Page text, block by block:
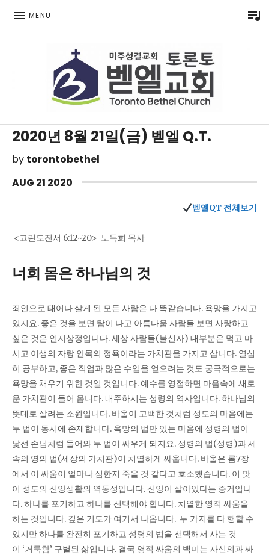
MENU
2020년 8월 21일(금) 벧엘 Q.T.
by torontobethel
AUG 21 2020
벧엘QT 전체보기
<고린도전서 6:12~20> 노득희 목사
너희 몸은 하나님의 것
죄인으로 태어나 살게 된 모든 사람은 다 똑같습니다. 욕망을 가지고
있지요. 좋은 것을 보면 탐이 나고 아름다움 사람들 보면 사랑하고
싶은 것은 인지상정입니다. 세상 사람들(불신자) 대부분은 먹고 마
시고 이생의 자랑 안목의 정욕이라는 가치관을 가지고 삽니다. 열심
히 공부하고, 좋은 직업과 많은 수입을 얻으려는 것도 궁극적으로는
욕망을 채우기 위한 것일 것입니다. 예수를 영접하면 마음속에 새로
운 가치관이 들어 옵니다. 내주하시는 성령의 역사입니다. 하나님의
뜻대로 살려는 소원입니다. 바울이 고백한 것처럼 성도의 마음에는
두 법이 동시에 존재합니다. 욕망의 법만 있는 마음에 성령의 법이
낯선 손님처럼 들어와 두 법이 싸우게 되지요. 성령의 법(성령)과 세
속의 영의 법(세상의 가치관)이 치열하게 싸웁니다. 바울은 롬7장
에서 이 싸움이 얼마나 심한지 죽을 것 같다고 호소했습니다. 이 맛
이 성도의 신앙생활의 역동성입니다. 신앙이 살아있다는 증거입니
다. 하나를 포기하고 하나를 선택해야 합니다. 치열한 영적 싸움을
하는 것입니다. 깊은 기도가 여기서 나옵니다. 두 가지를 다 행할 수
있지만 하나를 완전히 포기하고 성령의 법을 선택해서 사는 것
이 ‘거룩함’ 구별된 삶입니다. 결국 영적 싸움의 백미는 자신의과 싸